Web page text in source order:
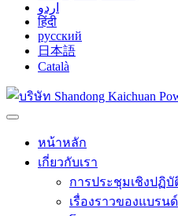
اردو
हिंदी
русский
日本語
Català
หน้าหลัก
เกี่ยวกับเรา
การประชุมเชิงปฏิ
เรื่องราวของแบรนด์